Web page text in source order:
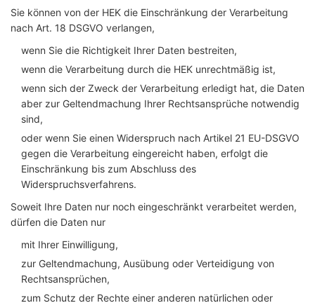
Sie können von der HEK die Einschränkung der Verarbeitung
nach Art. 18 DSGVO verlangen,
wenn Sie die Richtigkeit Ihrer Daten bestreiten,
wenn die Verarbeitung durch die HEK unrechtmäßig ist,
wenn sich der Zweck der Verarbeitung erledigt hat, die Daten
aber zur Geltendmachung Ihrer Rechtsansprüche notwendig
sind,
oder wenn Sie einen Widerspruch nach Artikel 21 EU-DSGVO
gegen die Verarbeitung eingereicht haben, erfolgt die
Einschränkung bis zum Abschluss des
Widerspruchsverfahrens.
Soweit Ihre Daten nur noch eingeschränkt verarbeitet werden,
dürfen die Daten nur
mit Ihrer Einwilligung,
zur Geltendmachung, Ausübung oder Verteidigung von
Rechtsansprüchen,
zum Schutz der Rechte einer anderen natürlichen oder